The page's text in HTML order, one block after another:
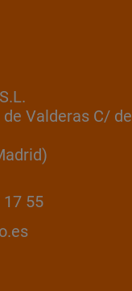
Valderas C/ de
55